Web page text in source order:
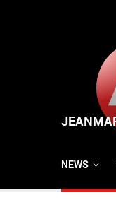
NEWS